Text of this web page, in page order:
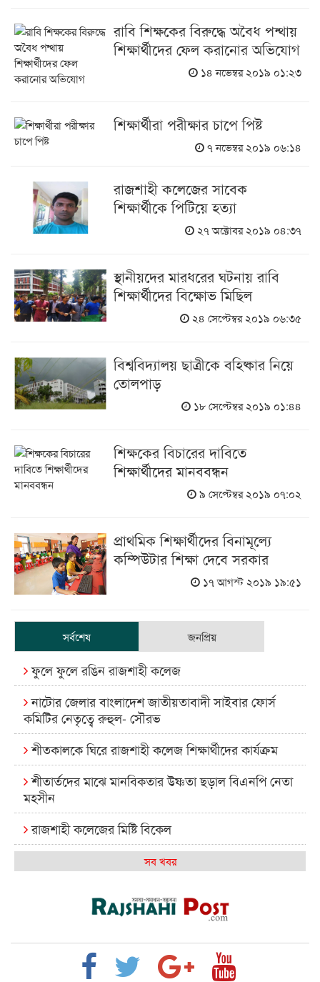
রাবি শিক্ষকের বিরুদ্ধে অবৈধ পন্থায়
শিক্ষার্থীদের ফেল করানোর অভিযোগ
১৪ নভেম্বর ২০১৯ ০১:২৩
শিক্ষার্থীরা পরীক্ষার চাপে পিষ্ট
৭ নভেম্বর ২০১৯ ০৬:১৪
রাজশাহী কলেজের সাবেক
শিক্ষার্থীকে পিটিয়ে হত্যা
২৭ অক্টোবর ২০১৯ ০৪:৩৭
স্থানীয়দের মারধরের ঘটনায় রাবি
শিক্ষার্থীদের বিক্ষোভ মিছিল
২৪ সেপ্টেম্বর ২০১৯ ০৬:৩৫
বিশ্ববিদ্যালয় ছাত্রীকে বহিষ্কার নিয়ে
তোলপাড়
১৮ সেপ্টেম্বর ২০১৯ ০১:৪৪
শিক্ষকের বিচারের দাবিতে
শিক্ষার্থীদের মানববন্ধন
৯ সেপ্টেম্বর ২০১৯ ০৭:০২
প্রাথমিক শিক্ষার্থীদের বিনামূল্যে
কম্পিউটার শিক্ষা দেবে সরকার
১৭ আগস্ট ২০১৯ ১৯:৫১
সর্বশেষ জনপ্রিয়
ফুলে ফুলে রঙিন রাজশাহী কলেজ
নাটোর জেলার বাংলাদেশ জাতীয়তাবাদী সাইবার ফোর্স
কমিটির নেতৃত্বে রুহুল- সৌরভ
শীতকালকে ঘিরে রাজশাহী কলেজ শিক্ষার্থীদের কার্যক্রম
শীতার্তদের মাঝে মানবিকতার উষ্ণতা ছড়াল বিএনপি নেতা
মহসীন
রাজশাহী কলেজের মিষ্টি বিকেল
কেমন আছে আমাদের দেশের মধ্যবিত্তরা
রাজশাইন একাডেমির ফল প্রকাশ ও পুরস্কার বিতরণ
রাজশাহী কলেজের শিক্ষার্থী শাখাওয়াত পেলেন স্টার
এক্সিলেন্স অ্যাওয়ার্ড
সব খবর